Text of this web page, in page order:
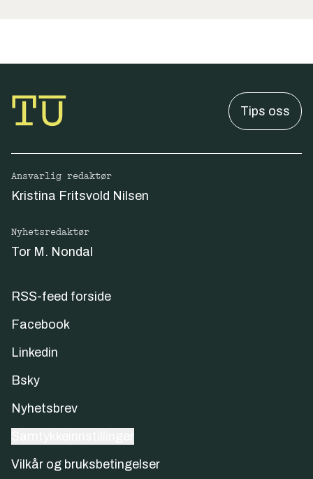
Tips oss
Ansvarlig redaktør
Kristina Fritsvold Nilsen
Nyhetsredaktør
Tor M. Nondal
RSS-feed forside
Facebook
Linkedin
Bsky
Nyhetsbrev
Vilkår og bruksbetingelser